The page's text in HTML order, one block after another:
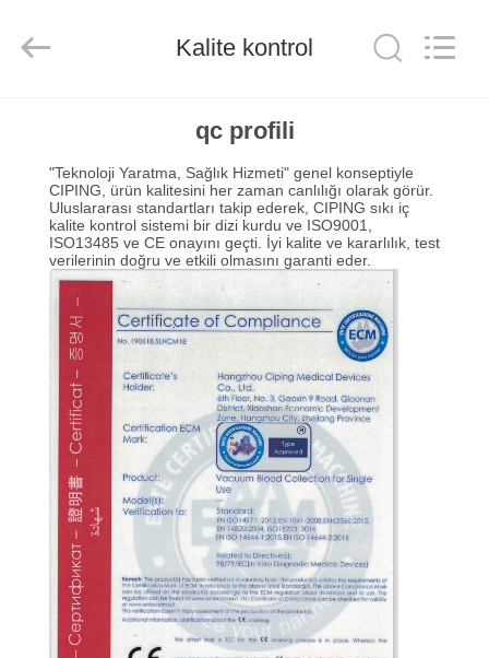
ÜRÜN:%
HAKKIMIZDA
FABRIKA
TURU
KALITE
KONTROL
BIZIMLE
ILETIŞIME
GEÇIN
Co.,
Kalite kontrol
qc profili
"Teknoloji Yaratma, Sağlık Hizmeti" genel konseptiyle
CIPING, ürün kalitesini her zaman canlılığı olarak görür.
Uluslararası standartları takip ederek, CIPING sıkı iç
kalite kontrol sistemi bir dizi kurdu ve ISO9001,
ISO13485 ve CE onayını geçti. İyi kalite ve kararlılık, test
verilerinin doğru ve etkili olmasını garanti eder.